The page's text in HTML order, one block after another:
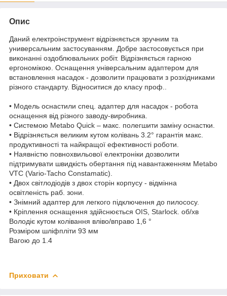
Опис
Даний електроінструмент відрізняється зручним та
универсальним застосуванням. Добре застосовується при
виконанні оздоблювальних робіт. Відрізняється гарною
ергономікою. Оснащення універсальним адаптером для
встановлення насадок - дозволити працювати з розхідниками
різного стандарту. Відноситися до класу проф..
• Модель оснастили спец. адаптер для насадок - робота
оснащення від різного заводу-виробника.
• Системою Metabo Quick – макс. полегшити заміну оснастки.
• Відрізняється великим кутом колівань 3.2° гарантія макс.
продуктивності та найкращої ефективності роботи.
• Наявністю повнохвильової електроніки дозволити
підтримувати швидкість обертання під навантаженням Metabo
VTC (Vario-Tacho Constamatic).
• Двох світлодіодів з двох сторін корпусу - відмінна
освітленість раб. зони.
• Знімний адаптер для легкого підключення до пилососу.
• Кріплення оснащення здійснюється OIS, Starlock. об/хв
Володіє кутом колівання вліво/вправо 1,6 °
Розміром шліфпліти 93 мм
Вагою до 1.4
Приховати